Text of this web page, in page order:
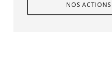
NOS